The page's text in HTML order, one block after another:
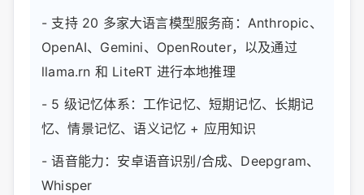
- 支持 20 多家大语言模型服务商：Anthropic、
OpenAI、Gemini、OpenRouter，以及通过
llama.rn 和 LiteRT 进行本地推理
- 5 级记忆体系：工作记忆、短期记忆、长期记
忆、情景记忆、语义记忆 + 应用知识
- 语音能力：安卓语音识别/合成、Deepgram、
Whisper